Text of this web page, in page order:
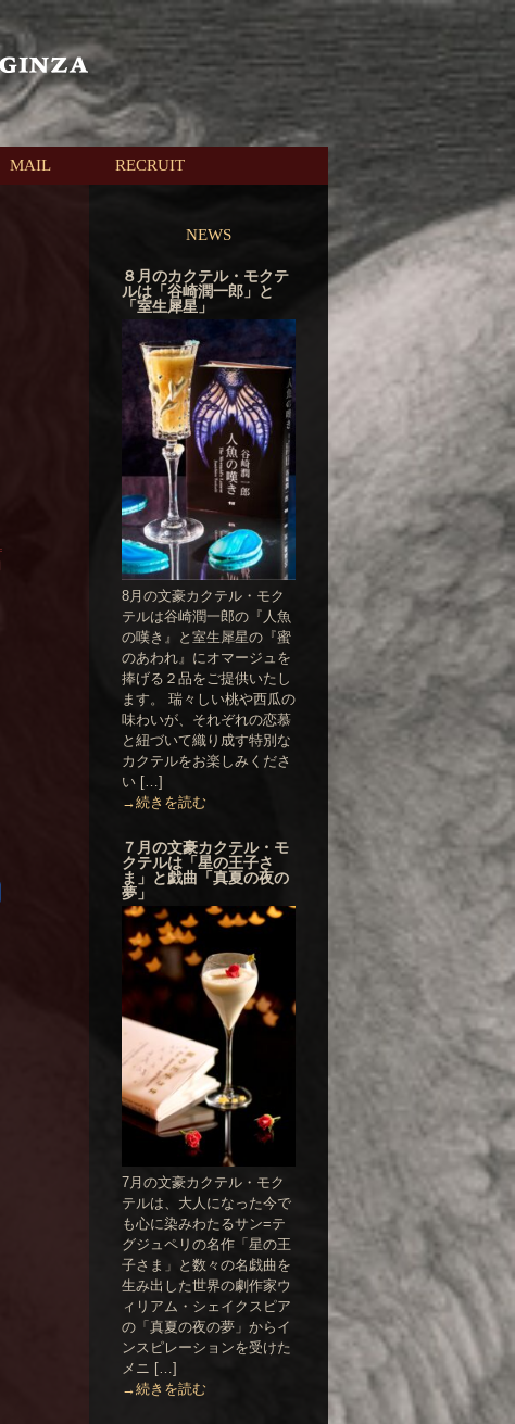
MAIL RECRUIT
NEWS
８月のカクテル・モクテ
ルは「谷崎潤一郎」と
「室生犀星」
8月の文豪カクテル・モク
テルは谷崎潤一郎の『人魚
の嘆き』と室生犀星の『蜜
のあわれ』にオマージュを
捧げる２品をご提供いたし
ます。 瑞々しい桃や西瓜の
味わいが、それぞれの恋慕
と紐づいて織り成す特別な
カクテルをお楽しみくださ
い […]
→続きを読む
７月の文豪カクテル・モ
クテルは「星の王子さ
ま」と戯曲「真夏の夜の
夢」
7月の文豪カクテル・モク
テルは、大人になった今で
も心に染みわたるサン=テ
グジュペリの名作「星の王
子さま」と数々の名戯曲を
生み出した世界の劇作家ウ
ィリアム・シェイクスピア
の「真夏の夜の夢」からイ
ンスピレーションを受けた
メニ […]
→続きを読む